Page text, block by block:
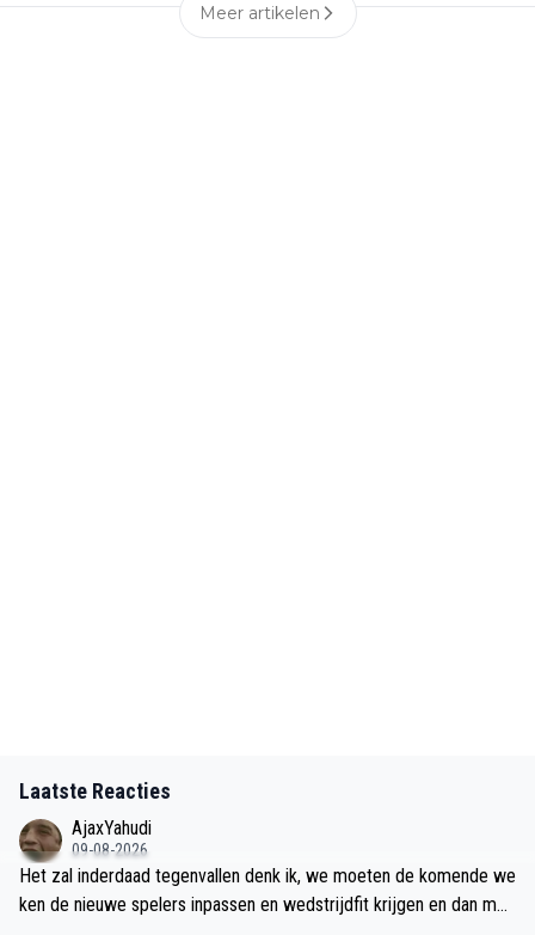
Meer artikelen
Laatste Reacties
AjaxYahudi
09-08-2026
Het zal inderdaad tegenvallen denk ik, we moeten de komende we
ken de nieuwe spelers inpassen en wedstrijdfit krijgen en dan moe